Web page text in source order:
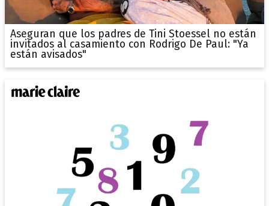
Aseguran que los padres de Tini Stoessel no están
invitados al casamiento con Rodrigo De Paul: "Ya
están avisados"